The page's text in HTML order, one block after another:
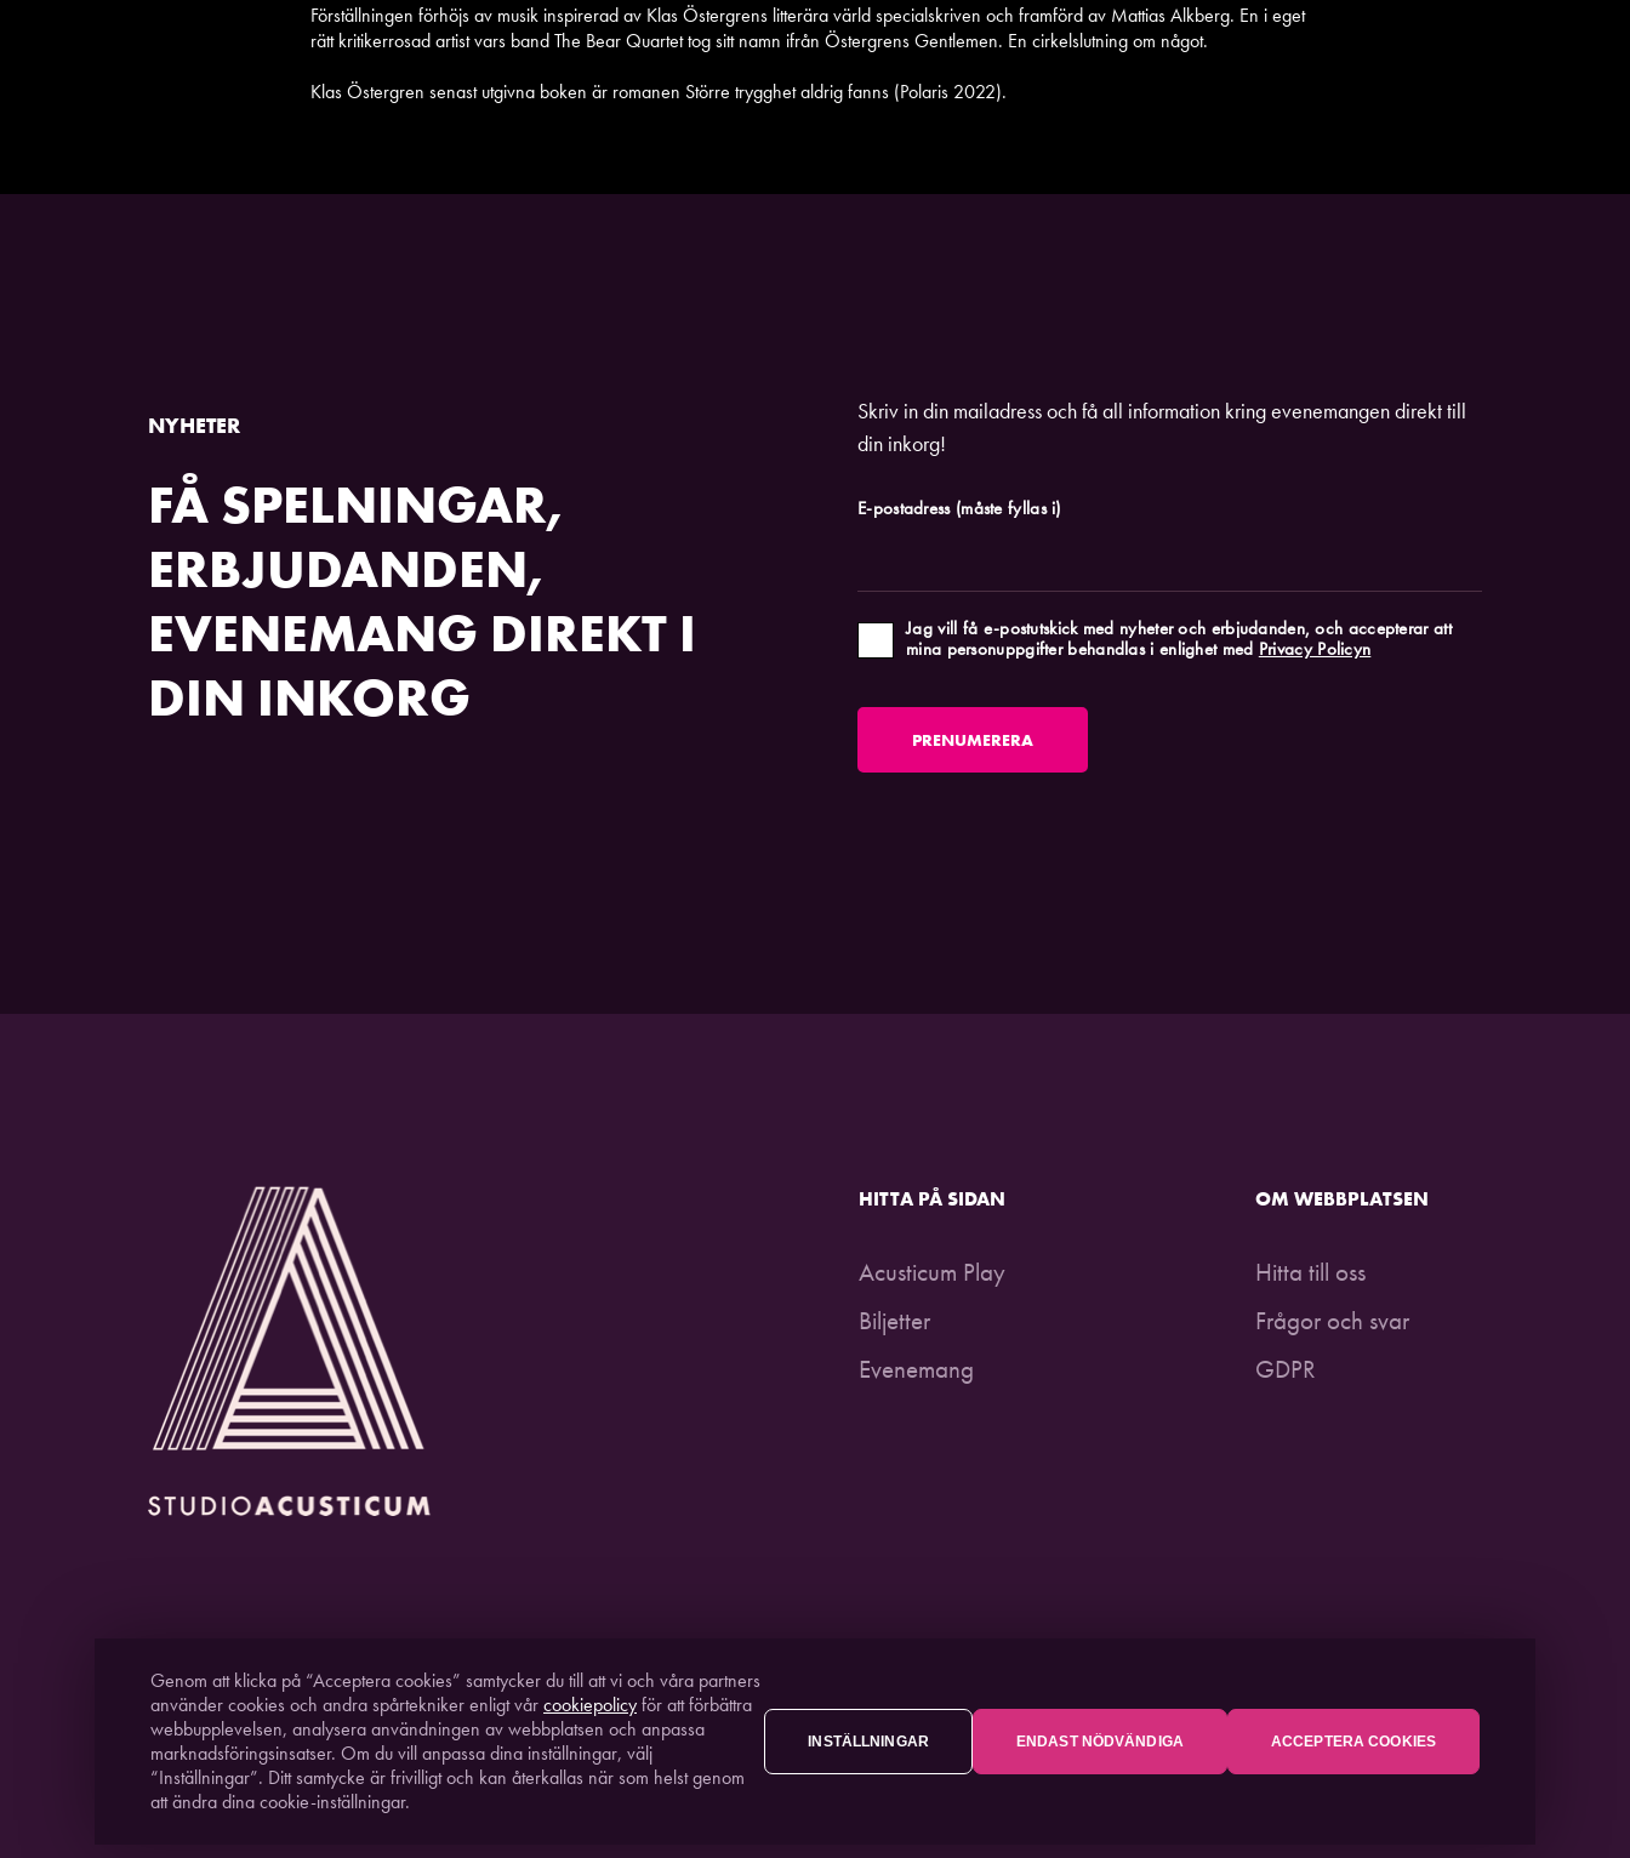
Förställningen förhöjs av musik inspirerad av Klas Östergrens litterära värld specialskriven och framförd av Mattias Alkberg. En i eget
rätt kritikerrosad artist vars band The Bear Quartet tog sitt namn ifrån Östergrens Gentlemen. En cirkelslutning om något.
Klas Östergren senast utgivna boken är romanen Större trygghet aldrig fanns (Polaris 2022).
NYHETER
FÅ SPELNINGAR,
ERBJUDANDEN,
EVENEMANG DIREKT I
DIN INKORG
Skriv in din mailadress och få all information kring evenemangen direkt till
din inkorg!
E-postadress (måste fyllas i)
Jag vill få e-postutskick med nyheter och erbjudanden, och accepterar att
mina personuppgifter behandlas i enlighet med Privacy Policyn
PRENUMERERA
HITTA PÅ SIDAN
Acusticum Play
Biljetter
Evenemang
OM WEBBPLATSEN
Hitta till oss
Frågor och svar
GDPR
STUDIO ACUSTICUM2021. EN DEL AVPITEÅ SCIENCE PARK
Genom att klicka på “Acceptera cookies” samtycker du till att vi och våra partners
använder cookies och andra spårtekniker enligt vårcookiepolicyför att förbättra
webbupplevelsen, analysera användningen av webbplatsen och anpassa
marknadsföringsinsatser. Om du vill anpassa dina inställningar, välj
“Inställningar”. Ditt samtycke är frivilligt och kan återkallas när som helst genom
att ändra dina cookie-inställningar.
INSTÄLLNINGAR ENDAST NÖDVÄNDIGA ACCEPTERA COOKIES